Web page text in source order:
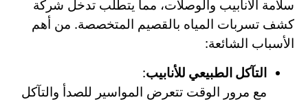
سلامة الأنابيب والوصلات، مما يتطلب تدخل شركة
كشف تسربات المياه بالقصيم المتخصصة. من أهم
الأسباب الشائعة:
التآكل الطبيعي للأنابيب:
مع مرور الوقت تتعرض المواسير للصدأ والتآكل